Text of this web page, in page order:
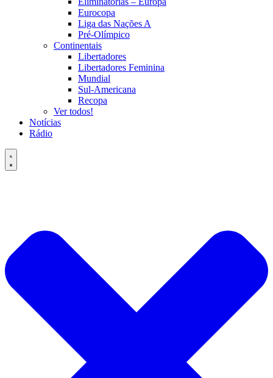
Eurocopa
Liga das Nações A
Pré-Olímpico
Continentais
Libertadores
Libertadores Feminina
Mundial
Sul-Americana
Recopa
Ver todos!
Notícias
Rádio